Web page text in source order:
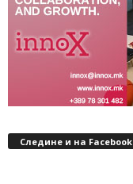
Следине и на Facebook